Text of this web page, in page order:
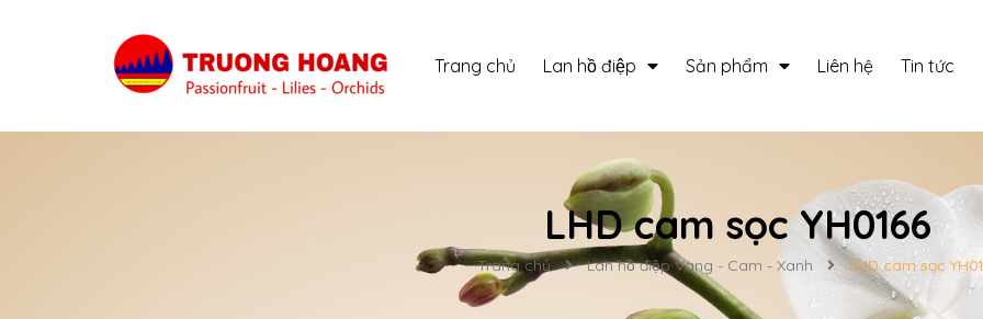
Trang chủ Lan hồ điệp Sản phẩm Liên hệ Tin tức
LHD cam sọc YH0166
Trang chủ Lan hồ điệp Vàng - Cam - Xanh LHD cam sọc